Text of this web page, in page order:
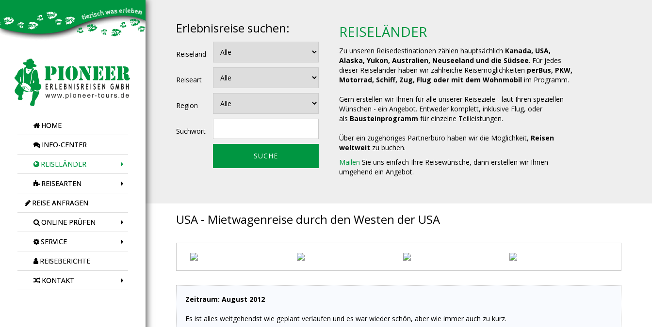
HOME
INFO-CENTER
REISELÄNDER
REISEARTEN
REISE ANFRAGEN
ONLINE PRÜFEN
SERVICE
REISEBERICHTE
KONTAKT
Erlebnisreise suchen:
Reiseland
Reiseart
Region
Suchwort
REISELÄNDER
Zu unseren Reisedestinationen zählen hauptsächlich Kanada, USA,
Alaska, Yukon, Australien, Neuseeland und die Südsee. Für jedes
dieser Reiseländer haben wir zahlreiche Reisemöglichkeiten perBus, PKW,
Motorrad, Schiff, Zug, Flug oder mit dem Wohnmobilim Programm.
Gern erstellen wir Ihnen für alle unserer Reiseziele - laut Ihren speziellen
Wünschen - ein Angebot. Entweder komplett, inklusive Flug, oder
als Bausteinprogramm für einzelne Teilleistungen.
Über ein zugehöriges Partnerbüro haben wir die Möglichkeit, Reisen
weltweit zu buchen.
Mailen Sie uns einfach Ihre Reisewünsche, dann erstellen wir Ihnen
umgehend ein Angebot.
USA - Mietwagenreise durch den Westen der USA
Zeitraum: August 2012
Es ist alles weitgehendst wie geplant verlaufen und es war wieder schön, aber wie immer auch zu kurz.